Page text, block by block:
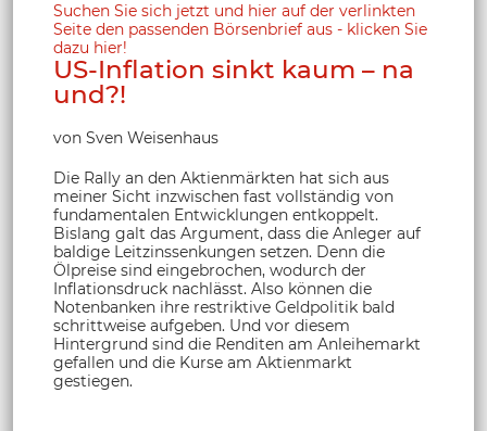
Suchen Sie sich jetzt und hier auf der verlinkten
Seite den passenden Börsenbrief aus - klicken Sie
dazu hier!
US-Inflation sinkt kaum – na
und?!
von Sven Weisenhaus
Die Rally an den Aktienmärkten hat sich aus
meiner Sicht inzwischen fast vollständig von
fundamentalen Entwicklungen entkoppelt.
Bislang galt das Argument, dass die Anleger auf
baldige Leitzinssenkungen setzen. Denn die
Ölpreise sind eingebrochen, wodurch der
Inflationsdruck nachlässt. Also können die
Notenbanken ihre restriktive Geldpolitik bald
schrittweise aufgeben. Und vor diesem
Hintergrund sind die Renditen am Anleihemarkt
gefallen und die Kurse am Aktienmarkt
gestiegen.